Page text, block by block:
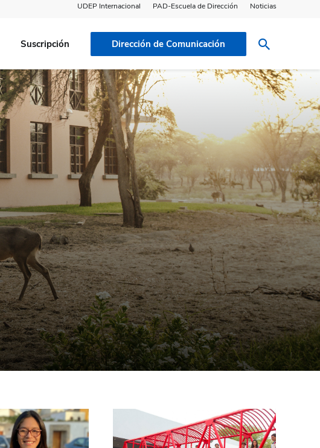
UDEP Internacional PAD-Escuela de Dirección Noticias
Suscripción Dirección de Comunicación